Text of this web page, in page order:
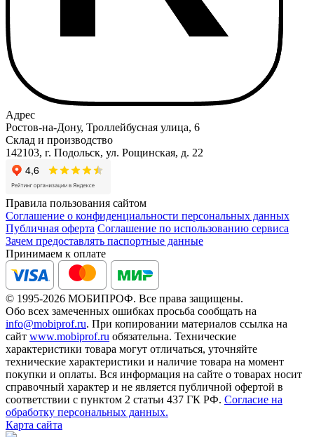
Адрес
Ростов-на-Дону, Троллейбусная улица, 6
Склад и производство
142103, г. Подольск, ул. Рощинская, д. 22
Правила пользования сайтом
Соглашение о конфиденциальности персональных данных
Публичная оферта Соглашение по использованию сервиса
Зачем предоставлять паспортные данные
Принимаем к оплате
© 1995-2026 МОБИПРОФ. Все права защищены.
Обо всех замеченных ошибках просьба сообщать на
info@mobiprof.ru. При копировании материалов ссылка на
сайт www.mobiprof.ru обязательна. Технические
характеристики товара могут отличаться, уточняйте
технические характеристики и наличие товара на момент
покупки и оплаты. Вся информация на сайте о товарах носит
справочный характер и не является публичной офертой в
соответствии с пунктом 2 статьи 437 ГК РФ. Согласие на
обработку персональных данных.
Карта сайта